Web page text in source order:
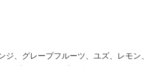
ジ、グレープフルーツ、ユズ、レモン